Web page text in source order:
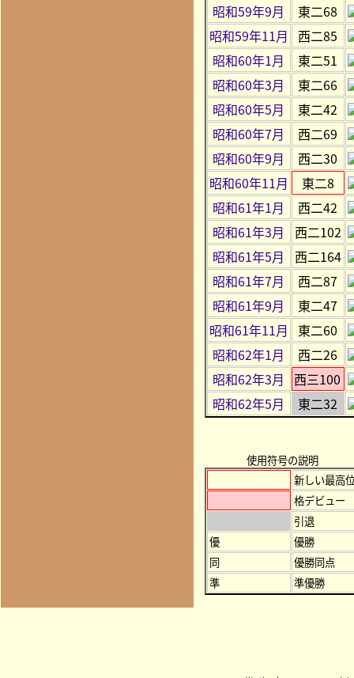
昭和59年9月
東二68
昭和59年11月
西二85
昭和60年1月
東二51
昭和60年3月
東二66
昭和60年5月
東二42
昭和60年7月
西二69
昭和60年9月
西二30
昭和60年11月
東二8
昭和61年1月
西二42
昭和61年3月
西二102
昭和61年5月
西二164
昭和61年7月
西二87
昭和61年9月
東二47
昭和61年11月
東二60
昭和62年1月
西二26
昭和62年3月
西三100
昭和62年5月
東二32
使用符号の説明
新しい最高
格デビュー
引退
優
優勝
同
優勝同点
準
準優勝